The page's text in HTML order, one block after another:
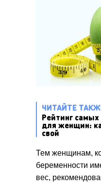
ЧИТАЙТЕ
Рейтинг
для женщин:
свой
Тем женщинам,
беременности
вес,